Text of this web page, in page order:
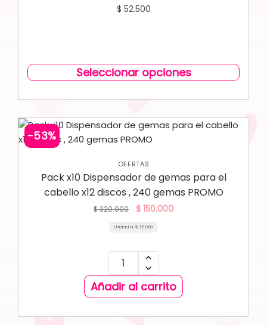
$ 52.500
Seleccionar opciones
-53%
OFERTAS
Pack x10 Dispensador de gemas para el
cabello x12 discos , 240 gemas PROMO
$320.000 $ 150.000
Unidad a: $ 15.000
Añadir al carrito